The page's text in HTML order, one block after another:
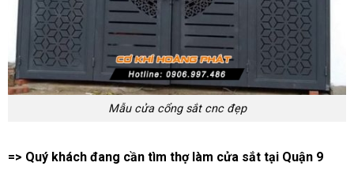
Mẫu cửa cổng sắt cnc đẹp
=> Quý khách đang cần tìm thợ làm cửa sắt tại Quận 9